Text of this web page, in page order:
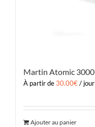
Martin Atomic 3000
À partir de30.00€/ jour
Ajouter au panier